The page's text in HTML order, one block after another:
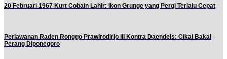
20 Februari 1967 Kurt Cobain Lahir: Ikon Grunge yang Pergi Terlalu Cepat
Perlawanan Raden Ronggo Prawirodirjo III Kontra Daendels: Cikal Bakal
Perang Diponegoro